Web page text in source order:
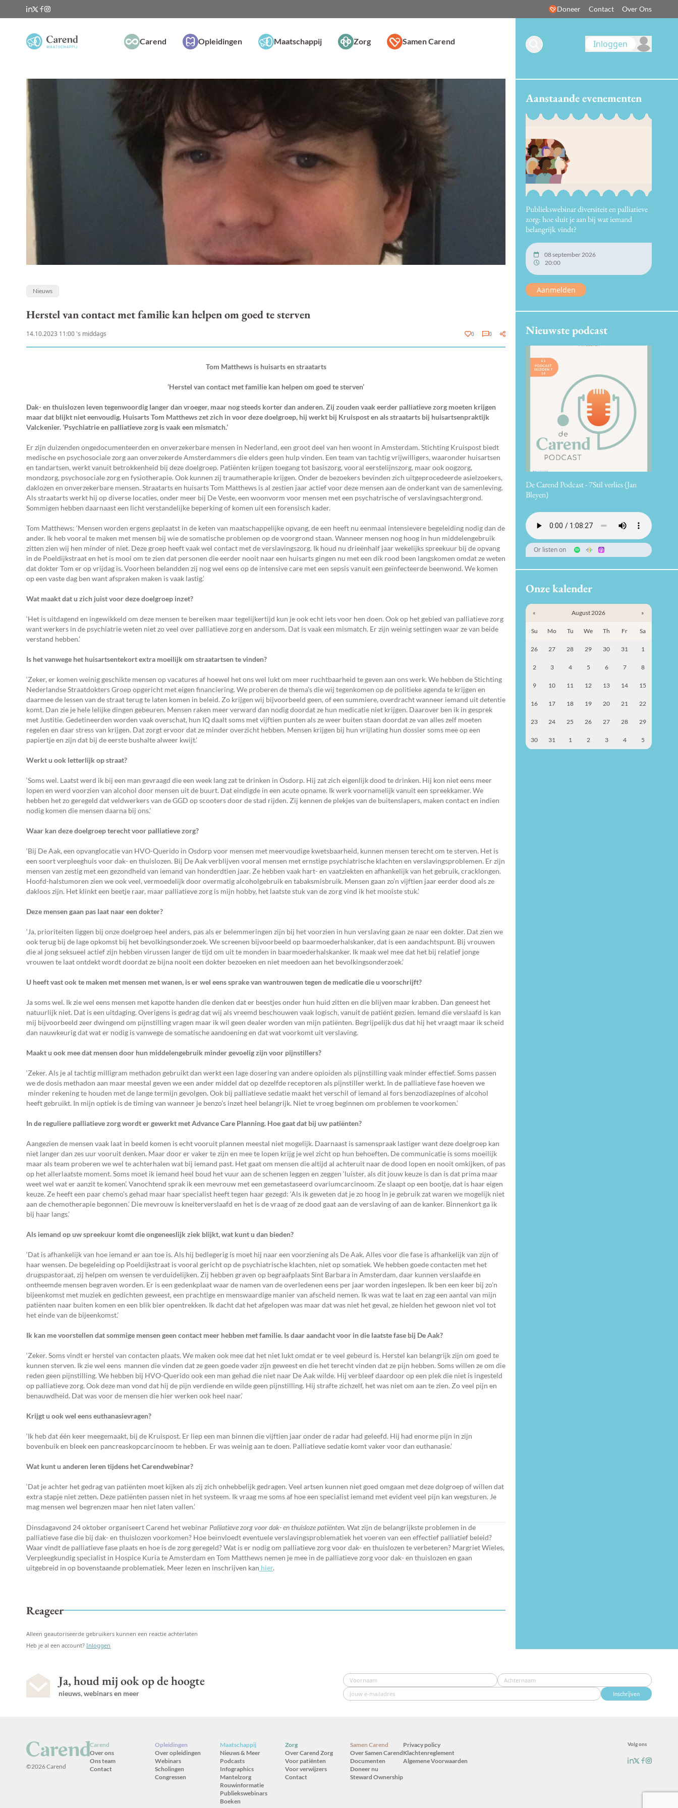
Doneer Contact Over Ons
Carend Opleidingen Maatschappij Zorg Samen Carend
Nieuws
Herstel van contact met familie kan helpen om goed te sterven
14.10.2023 11:00 's middags 0 0
Tom Matthews is huisarts en straatarts
‘Herstel van contact met familie kan helpen om goed te sterven’
Dak- en thuislozen leven tegenwoordig langer dan vroeger, maar nog steeds korter dan anderen. Zij zouden vaak eerder palliatieve zorg moeten krijgen
maar dat blijkt niet eenvoudig. Huisarts Tom Matthews zet zich in voor deze doelgroep, hij werkt bij Kruispost en als straatarts bij huisartsenpraktijk
Valckenier. ‘Psychiatrie en palliatieve zorg is vaak een mismatch.’
Er zijn duizenden ongedocumenteerden en onverzekerbare mensen in Nederland, een groot deel van hen woont in Amsterdam. Stichting Kruispost biedt
medische en psychosociale zorg aan onverzekerde Amsterdammers die elders geen hulp vinden. Een team van tachtig vrijwilligers, waaronder huisartsen
en tandartsen, werkt vanuit betrokkenheid bij deze doelgroep. Patiënten krijgen toegang tot basiszorg, vooral eerstelijnszorg, maar ook oogzorg,
mondzorg, psychosociale zorg en fysiotherapie. Ook kunnen zij traumatherapie krijgen. Onder de bezoekers bevinden zich uitgeprocedeerde asielzoekers,
daklozen en onverzekerbare mensen. Straatarts en huisarts Tom Matthews is al zestien jaar actief voor deze mensen aan de onderkant van de samenleving.
Als straatarts werkt hij op diverse locaties, onder meer bij De Veste, een woonvorm voor mensen met een psychatrische of verslavingsachtergrond.
Sommigen hebben daarnaast een licht verstandelijke beperking of komen uit een forensisch kader.
Tom Matthews: ‘Mensen worden ergens geplaatst in de keten van maatschappelijke opvang, de een heeft nu eenmaal intensievere begeleiding nodig dan de
ander. Ik heb vooral te maken met mensen bij wie de somatische problemen op de voorgrond staan. Wanneer mensen nog hoog in hun middelengebruik
zitten zien wij hen minder of niet. Deze groep heeft vaak wel contact met de verslavingszorg. Ik houd nu drieënhalf jaar wekelijks spreekuur bij de opvang
in de Poeldijkstraat en het is mooi om te zien dat personen die eerder nooit naar een huisarts gingen nu met een dik rood been langskomen omdat ze weten
dat dokter Tom er op vrijdag is. Voorheen belandden zij nog wel eens op de intensive care met een sepsis vanuit een geïnfecteerde beenwond. We komen
op een vaste dag ben want afspraken maken is vaak lastig.’
Wat maakt dat u zich juist voor deze doelgroep inzet?
‘Het is uitdagend en ingewikkeld om deze mensen te bereiken maar tegelijkertijd kun je ook echt iets voor hen doen. Ook op het gebied van palliatieve zorg
want werkers in de psychiatrie weten niet zo veel over palliatieve zorg en andersom. Dat is vaak een mismatch. Er zijn weinig settingen waar ze van beide
verstand hebben.’
Is het vanwege het huisartsentekort extra moeilijk om straatartsen te vinden?
‘Zeker, er komen weinig geschikte mensen op vacatures af hoewel het ons wel lukt om meer ruchtbaarheid te geven aan ons werk. We hebben de Stichting
Nederlandse Straatdokters Groep opgericht met eigen financiering. We proberen de thema’s die wij tegenkomen op de politieke agenda te krijgen en
daarmee de lessen van de straat terug te laten komen in beleid. Zo krijgen wij bijvoorbeeld geen, of een summiere, overdracht wanneer iemand uit detentie
komt. Dan zie je hele lelijke dingen gebeuren. Mensen raken meer verward dan nodig doordat ze hun medicatie niet krijgen. Daarover ben ik in gesprek
met Justitie. Gedetineerden worden vaak overschat, hun IQ daalt soms met vijftien punten als ze weer buiten staan doordat ze van alles zelf moeten
regelen en daar stress van krijgen. Dat zorgt ervoor dat ze minder overzicht hebben. Mensen krijgen bij hun vrijlating hun dossier soms mee op een
papiertje en zijn dat bij de eerste bushalte alweer kwijt.’
Werkt u ook letterlijk op straat?
‘Soms wel. Laatst werd ik bij een man gevraagd die een week lang zat te drinken in Osdorp. Hij zat zich eigenlijk dood te drinken. Hij kon niet eens meer
lopen en werd voorzien van alcohol door mensen uit de buurt. Dat eindigde in een acute opname. Ik werk voornamelijk vanuit een spreekkamer. We
hebben het zo geregeld dat veldwerkers van de GGD op scooters door de stad rijden. Zij kennen de plekjes van de buitenslapers, maken contact en indien
nodig komen die mensen daarna bij ons.’
Waar kan deze doelgroep terecht voor palliatieve zorg?
‘Bij De Aak, een opvanglocatie van HVO-Querido in Osdorp voor mensen met meervoudige kwetsbaarheid, kunnen mensen terecht om te sterven. Het is
een soort verpleeghuis voor dak- en thuislozen. Bij De Aak verblijven vooral mensen met ernstige psychiatrische klachten en verslavingsproblemen. Er zijn
mensen van zestig met een gezondheid van iemand van honderdtien jaar. Ze hebben vaak hart- en vaatziekten en afhankelijk van het gebruik, cracklongen.
Hoofd-halstumoren zien we ook veel, vermoedelijk door overmatig alcoholgebruik en tabaksmisbruik. Mensen gaan zo’n vijftien jaar eerder dood als ze
dakloos zijn. Het klinkt een beetje raar, maar palliatieve zorg is mijn hobby, het laatste stuk van de zorg vind ik het mooiste stuk.’
Deze mensen gaan pas laat naar een dokter?
‘Ja, prioriteiten liggen bij onze doelgroep heel anders, pas als er belemmeringen zijn bij het voorzien in hun verslaving gaan ze naar een dokter. Dat zien we
ook terug bij de lage opkomst bij het bevolkingsonderzoek. We screenen bijvoorbeeld op baarmoederhalskanker, dat is een aandachtspunt. Bij vrouwen
die al jong seksueel actief zijn hebben virussen langer de tijd om uit te monden in baarmoederhalskanker. Ik maak wel mee dat het bij relatief jonge
vrouwen te laat ontdekt wordt doordat ze bijna nooit een dokter bezoeken en niet meedoen aan het bevolkingsonderzoek.’
U heeft vast ook te maken met mensen met wanen, is er wel eens sprake van wantrouwen tegen de medicatie die u voorschrijft?
Ja soms wel. Ik zie wel eens mensen met kapotte handen die denken dat er beestjes onder hun huid zitten en die blijven maar krabben. Dan geneest het
natuurlijk niet. Dat is een uitdaging. Overigens is gedrag dat wij als vreemd beschouwen vaak logisch, vanuit de patiënt gezien. Iemand die verslaafd is kan
mij bijvoorbeeld zeer dwingend om pijnstilling vragen maar ik wil geen dealer worden van mijn patiënten. Begrijpelijk dus dat hij het vraagt maar ik scheid
dan nauwkeurig dat wat er nodig is vanwege de somatische aandoening en dat wat voorkomt uit verslaving.
Maakt u ook mee dat mensen door hun middelengebruik minder gevoelig zijn voor pijnstillers?
‘Zeker. Als je al tachtig milligram methadon gebruikt dan werkt een lage dosering van andere opioiden als pijnstilling vaak minder effectief. Soms passen
we de dosis methadon aan maar meestal geven we een ander middel dat op dezelfde receptoren als pijnstiller werkt. In de palliatieve fase hoeven we
minder rekening te houden met de lange termijn gevolgen. Ook bij palliatieve sedatie maakt het verschil of iemand al fors benzodiazepines of alcohol
heeft gebruikt. In mijn optiek is de timing van wanneer je benzo’s inzet heel belangrijk. Niet te vroeg beginnen om problemen te voorkomen.’
In de reguliere palliatieve zorg wordt er gewerkt met Advance Care Planning. Hoe gaat dat bij uw patiënten?
Aangezien de mensen vaak laat in beeld komen is echt vooruit plannen meestal niet mogelijk. Daarnaast is samenspraak lastiger want deze doelgroep kan
niet langer dan zes uur vooruit denken. Maar door er vaker te zijn en mee te lopen krijg je wel zicht op hun behoeften. De communicatie is soms moeilijk
maar als team proberen we wel te achterhalen wat bij iemand past. Het gaat om mensen die altijd al achteruit naar de dood lopen en nooit omkijken, of pas
op het allerlaatste moment. Soms moet ik iemand heel boud het vuur aan de schenen leggen en zeggen ‘luister, als dit jouw keuze is dan is dat prima maar
weet wel wat er aanzit te komen’. Vanochtend sprak ik een mevrouw met een gemetastaseerd ovariumcarcinoom. Ze slaapt op een bootje, dat is haar eigen
keuze. Ze heeft een paar chemo’s gehad maar haar specialist heeft tegen haar gezegd: ‘Als ik geweten dat je zo hoog in je gebruik zat waren we mogelijk niet
aan de chemotherapie begonnen.’ Die mevrouw is kneiterverslaafd en het is de vraag of ze dood gaat aan de verslaving of aan de kanker. Binnenkort ga ik
bij haar langs.’
Als iemand op uw spreekuur komt die ongeneeslijk ziek blijkt, wat kunt u dan bieden?
‘Dat is afhankelijk van hoe iemand er aan toe is. Als hij bedlegerig is moet hij naar een voorziening als De Aak. Alles voor die fase is afhankelijk van zijn of
haar wensen. De begeleiding op Poeldijkstraat is vooral gericht op de psychiatrische klachten, niet op somatiek. We hebben goede contacten met het
drugspastoraat, zij helpen om wensen te verduidelijken. Zij hebben graven op begraafplaats Sint Barbara in Amsterdam, daar kunnen verslaafde en
ontheemde mensen begraven worden. Er is een gedenkplaat waar de namen van de overledenen eens per jaar worden ingeslepen. Ik ben een keer bij zo’n
bijeenkomst met muziek en gedichten geweest, een prachtige en menswaardige manier van afscheid nemen. Ik was wat te laat en zag een aantal van mijn
patiënten naar buiten komen en een blik bier opentrekken. Ik dacht dat het afgelopen was maar dat was niet het geval, ze hielden het gewoon niet vol tot
het einde van de bijeenkomst.’
Ik kan me voorstellen dat sommige mensen geen contact meer hebben met familie. Is daar aandacht voor in die laatste fase bij De Aak?
‘Zeker. Soms vindt er herstel van contacten plaats. We maken ook mee dat het niet lukt omdat er te veel gebeurd is. Herstel kan belangrijk zijn om goed te
kunnen sterven. Ik zie wel eens mannen die vinden dat ze geen goede vader zijn geweest en die het terecht vinden dat ze pijn hebben. Soms willen ze om die
reden geen pijnstilling. We hebben bij HVO-Querido ook een man gehad die niet naar De Aak wilde. Hij verbleef daardoor op een plek die niet is ingesteld
op palliatieve zorg. Ook deze man vond dat hij de pijn verdiende en wilde geen pijnstilling. Hij strafte zichzelf, het was niet om aan te zien. Zo veel pijn en
benauwdheid. Dat was voor de mensen die hier werken ook heel naar.’
Krijgt u ook wel eens euthanasievragen?
‘Ik heb dat één keer meegemaakt, bij de Kruispost. Er liep een man binnen die vijftien jaar onder de radar had geleefd. Hij had enorme pijn in zijn
bovenbuik en bleek een pancreaskopcarcinoom te hebben. Er was weinig aan te doen. Palliatieve sedatie komt vaker voor dan euthanasie.’
Wat kunt u anderen leren tijdens het Carendwebinar?
‘Dat je achter het gedrag van patiënten moet kijken als zij zich onhebbelijk gedragen. Veel artsen kunnen niet goed omgaan met deze dolgroep of willen dat
extra stapje niet zetten. Deze patiënten passen niet in het systeem. Ik vraag me soms af hoe een specialist iemand met evident veel pijn kan wegsturen. Je
mag mensen wel begrenzen maar hen niet laten vallen.’
Dinsdagavond 24 oktober organiseert Carend het webinar Paliiatieve zorg voor dak- en thuisloze patiënten. Wat zijn de belangrijkste problemen in de
palliatieve fase die bij dak- en thuislozen voorkomen? Hoe beïnvloedt eventuele verslavingsproblematiek het voeren van een effectief palliatief beleid?
Waar vindt de palliatieve fase plaats en hoe is de zorg geregeld? Wat is er nodig om palliatieve zorg voor dak- en thuislozen te verbeteren? Margriet Wieles,
Verpleegkundig specialist in Hospice Kuria te Amsterdam en Tom Matthews nemen je mee in de palliatieve zorg voor dak- en thuislozen en gaan
uitgebreid in op bovenstaande problematiek. Meer lezen en inschrijven kan hier.
Reageer
Alleen geautoriseerde gebruikers kunnen een reactie achterlaten
Heb je al een account? Inloggen
Inloggen
Aanstaande evenementen
Publiekswebinar diversiteit en palliatieve
zorg: hoe sluit je aan bij wat iemand
belangrijk vindt?
08 september 2026
20:00
Aanmelden
Nieuwste podcast
De Carend Podcast - 7Stil verlies (Jan
Bleyen)
Or listen on
Onze kalender
« August 2026 »
Su Mo Tu We Th Fr Sa
26 27 28 29 30 31 1
2 3 4 5 6 7 8
9 10 11 12 13 14 15
16 17 18 19 20 21 22
23 24 25 26 27 28 29
30 31 1 2 3 4 5
Ja, houd mij ook op de hoogte
nieuws, webinars en meer Inschrijven
©2026 Carend
Carend
Over ons
Ons team
Contact
Opleidingen
Over opleidingen
Webinars
Scholingen
Congressen
Maatschappij
Nieuws & Meer
Podcasts
Infographics
Mantelzorg
Rouwinformatie
Publiekswebinars
Boeken
Zorg
Over Carend Zorg
Voor patiënten
Voor verwijzers
Contact
Samen Carend
Over Samen Carend
Documenten
Doneer nu
Steward Ownership
Volg ons
Privacy policy
Klachtenreglement
Algemene Voorwaarden